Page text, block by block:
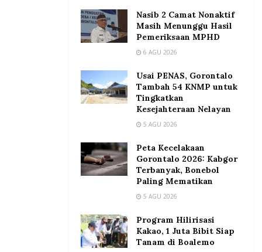
Nasib 2 Camat Nonaktif
Masih Menunggu Hasil
Pemeriksaan MPHD
6 AGU 2026
Usai PENAS, Gorontalo
Tambah 54 KNMP untuk
Tingkatkan
Kesejahteraan Nelayan
5 AGU 2026
Peta Kecelakaan
Gorontalo 2026: Kabgor
Terbanyak, Bonebol
Paling Mematikan
5 AGU 2026
Program Hilirisasi
Kakao, 1 Juta Bibit Siap
Tanam di Boalemo